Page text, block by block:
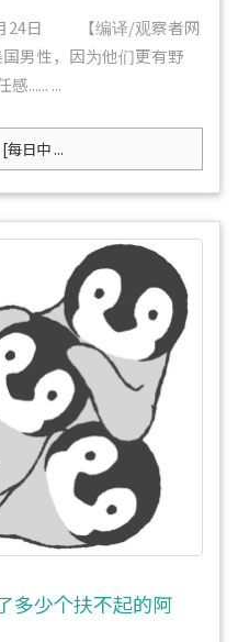
月24日 【编译/观察者网
男性，因为他们更有野
...... ...
[每日中 ...
多少个扶不起的阿